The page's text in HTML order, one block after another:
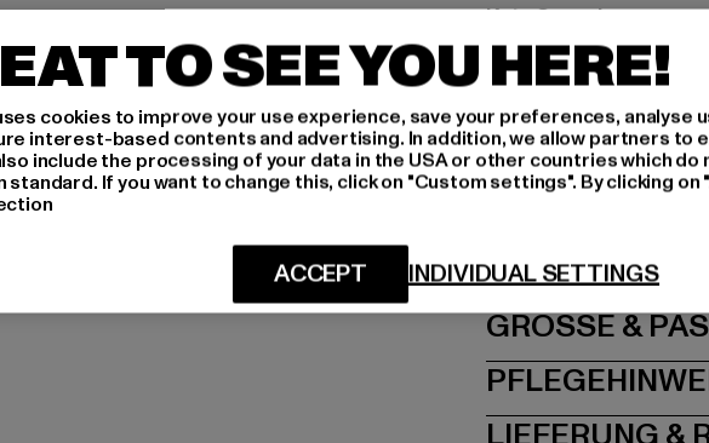
Kat.: Cargohosen
Farbe: schwarz
Hersteller Farbe: black
Art.Nr: DFLCP044-
Dr.-Robert-Murjahn-
GRÖSSE
TO SEE YOU HERE!
cookies to improve your use experience, save your preferences, analyse
interest-based contents and advertising. In addition, we allow partners to
include the processing of your data in the USA or other countries which do
If you want to change this, click on "Custom settings". By clicking
INDIVIDUAL SETTINGS
ACCEPT